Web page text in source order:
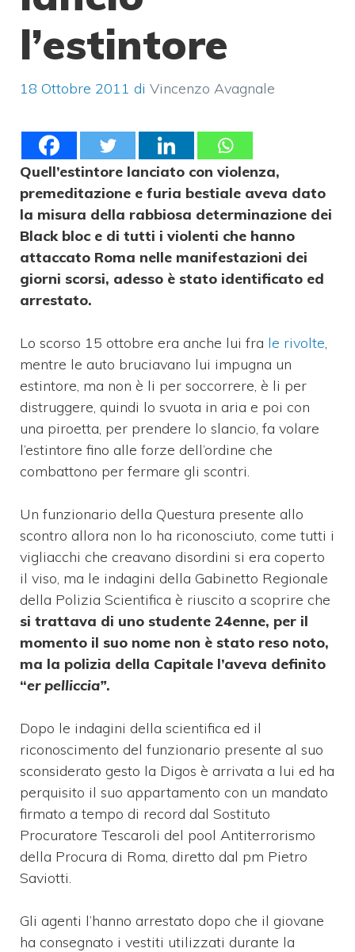
l’estintore
18 Ottobre 2011 di Vincenzo Avagnale
Quell’estintore lanciato con violenza,
premeditazione e furia bestiale aveva dato
la misura della rabbiosa determinazione dei
Black bloc e di tutti i violenti che hanno
attaccato Roma nelle manifestazioni dei
giorni scorsi, adesso è stato identificato ed
arrestato.
Lo scorso 15 ottobre era anche lui fra le rivolte,
mentre le auto bruciavano lui impugna un
estintore, ma non è li per soccorrere, è li per
distruggere, quindi lo svuota in aria e poi con
una piroetta, per prendere lo slancio, fa volare
l’estintore fino alle forze dell’ordine che
combattono per fermare gli scontri.
Un funzionario della Questura presente allo
scontro allora non lo ha riconosciuto, come tutti i
vigliacchi che creavano disordini si era coperto
il viso, ma le indagini della Gabinetto Regionale
della Polizia Scientifica è riuscito a scoprire che
si trattava di uno studente 24enne, per il
momento il suo nome non è stato reso noto,
ma la polizia della Capitale l’aveva definito
“er pelliccia”.
Dopo le indagini della scientifica ed il
riconoscimento del funzionario presente al suo
sconsiderato gesto la Digos è arrivata a lui ed ha
perquisito il suo appartamento con un mandato
firmato a tempo di record dal Sostituto
Procuratore Tescaroli del pool Antiterrorismo
della Procura di Roma, diretto dal pm Pietro
Saviotti.
Gli agenti l’hanno arrestato dopo che il giovane
ha consegnato i vestiti utilizzati durante la